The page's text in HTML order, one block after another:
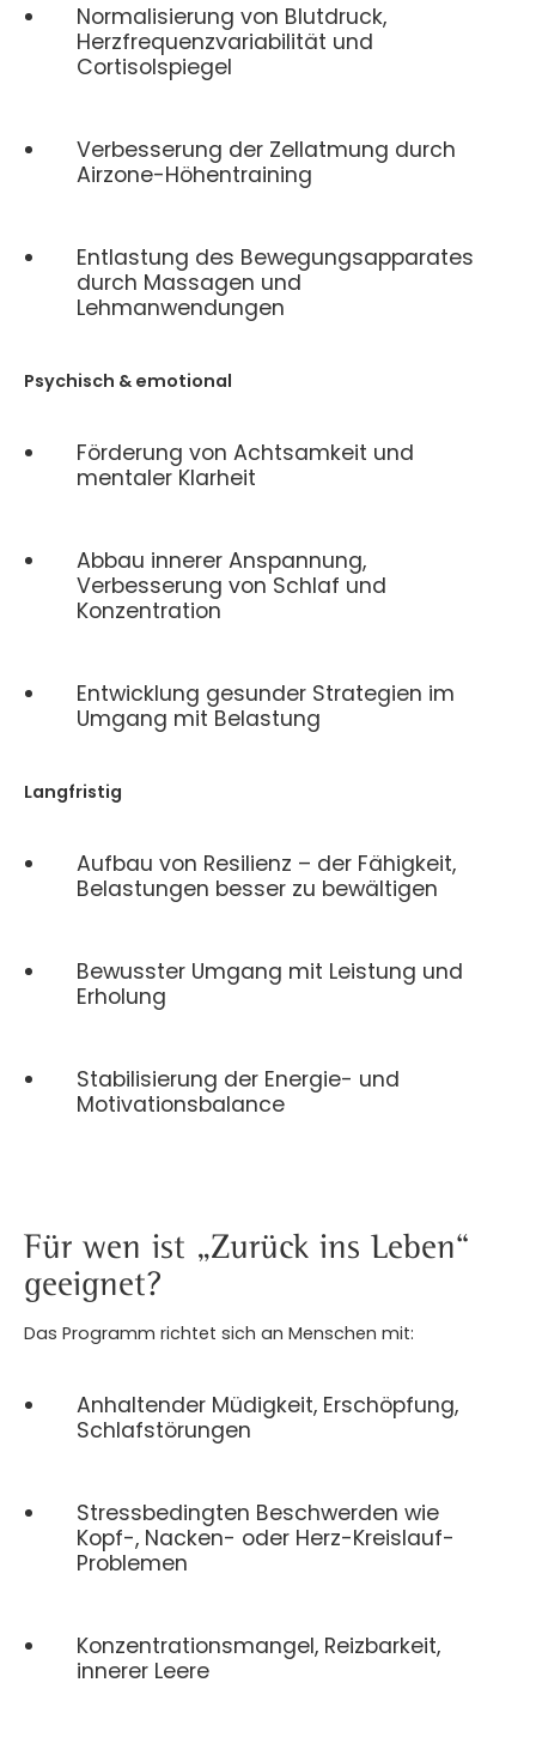
Normalisierung von Blutdruck,
Herzfrequenzvariabilität und
Cortisolspiegel
Verbesserung der Zellatmung durch
Airzone-Höhentraining
Entlastung des Bewegungsapparates
durch Massagen und
Lehmanwendungen
Psychisch & emotional
Förderung von Achtsamkeit und
mentaler Klarheit
Abbau innerer Anspannung,
Verbesserung von Schlaf und
Konzentration
Entwicklung gesunder Strategien im
Umgang mit Belastung
Langfristig
Aufbau von Resilienz – der Fähigkeit,
Belastungen besser zu bewältigen
Bewusster Umgang mit Leistung und
Erholung
Stabilisierung der Energie- und
Motivationsbalance
Für wen ist „Zurück ins Leben“
geeignet?
Das Programm richtet sich an Menschen mit:
Anhaltender Müdigkeit, Erschöpfung,
Schlafstörungen
Stressbedingten Beschwerden wie
Kopf-, Nacken- oder Herz-Kreislauf-
Problemen
Konzentrationsmangel, Reizbarkeit,
innerer Leere